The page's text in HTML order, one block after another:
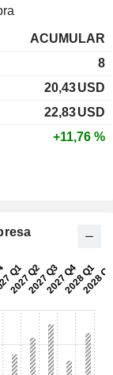
ACUMULAR
8
20,43USD
22,83USD
+11,76 %